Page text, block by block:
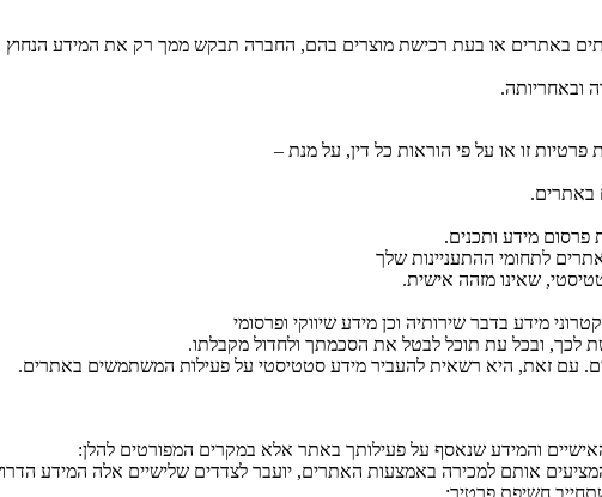
באתרים או בעת רכישת מוצרים בהם, החברה תבקש ממך רק את המידע הנחוץ
ובאחריותה.
זו או על פי הוראות כל דין, על מנת –
באתרים.
פרסום מידע ותכנים.
לתחומי ההתעניינות שלך
שאינו מזהה אישית.
מידע בדבר שירותיה וכן מידע שיווקי ופרסומי
לכך, ובכל עת תוכל לבטל את הסכמתך ולחדול מקבלתו.
עם זאת, היא רשאית להעביר מידע סטטיסטי על פעילות המשתמשים באתרים.
והמידע שנאסף על פעילותך באתר אלא במקרים המפורטים להלן:
אותם למכירה באמצעות האתרים, יועבר לצדדים שלישיים אלה המידע
חשיפת פרטיך;.